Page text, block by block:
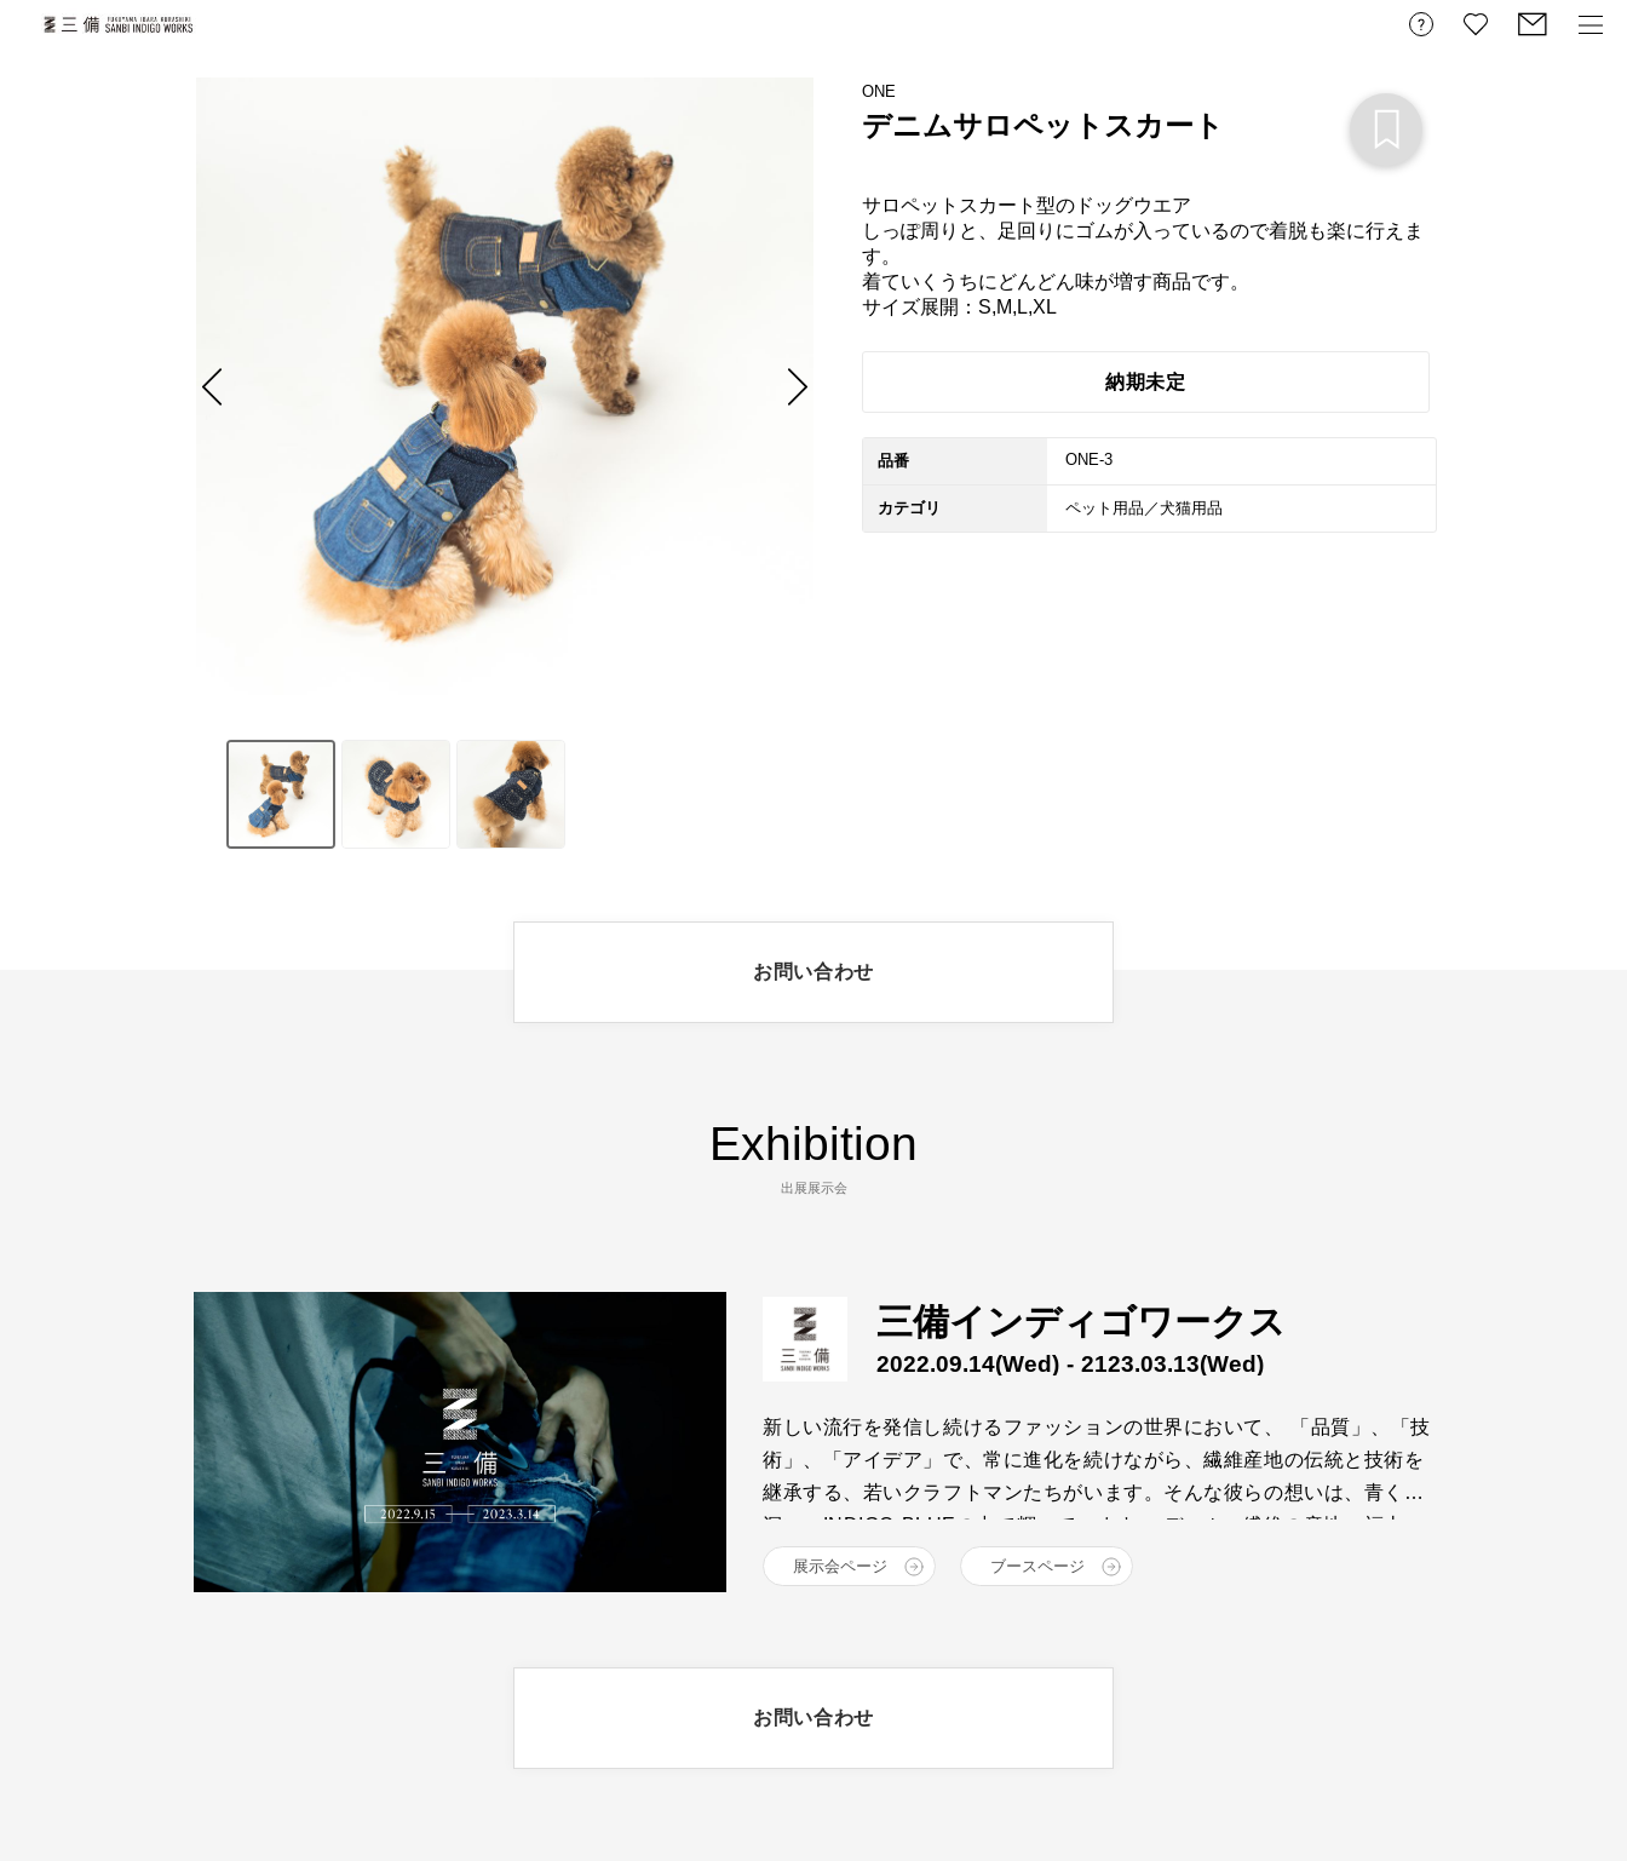
ONE
デニムサロペットスカート
サロペットスカート型のドッグウエア
しっぽ周りと、足回りにゴムが入っているので着脱も楽に行えま
す。
着ていくうちにどんどん味が増す商品です。
サイズ展開：S,M,L,XL
納期未定
品番 ONE-3
カテゴリ ペット用品／犬猫用品
お問い合わせ
Exhibition
出展展示会
三備インディゴワークス
2022.09.14(Wed) - 2123.03.13(Wed)
新しい流行を発信し続けるファッションの世界において、 「品質」、「技
術」、「アイデア」で、常に進化を続けながら、繊維産地の伝統と技術を
継承する、若いクラフトマンたちがいます。そんな彼らの想いは、青く、
深い、INDIGO BLUEの中で輝いています。 デニム・繊維の産地、福山、
井原、倉敷エリアの14ブランドが、クラフトマンシップ溢れるものづくり
をお届けします。
展示会ページ ブースページ
お問い合わせ